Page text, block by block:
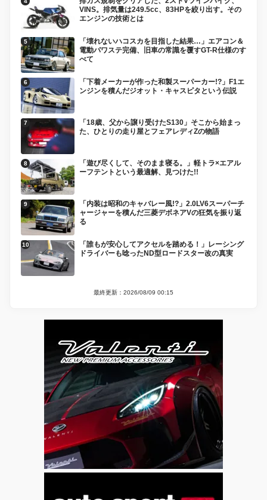
VINS。排気量は249.5cc、83HPを絞り出す。その
エンジンの技術とは
「壊れないハコスカを目指した結果…」エアコン＆
電動パワステ完備、旧車の常識を覆すGT-R仕様のす
べて
「下着メーカーが作った和製スーパーカー!?」F1エ
ンジンを積んだジオット・キャスピタという伝説
「18歳、父から譲り受けたS130」そこから始まっ
た、ひとりの走り屋とフェアレディZの物語
「遊び尽くして、そのまま寝る。」軽トラ×エアル
ーフテントという最適解、見つけた!!
「内装は昭和のキャバレー風!?」2.0LV6スーパーチ
ャージャーを積んだ三菱デボネアVの狂気を振り返
る
「誰もが安心してアクセルを踏める！」レーシング
ドライバーも唸ったND型ロードスター改の真実
最終更新：2026/08/09 00:15